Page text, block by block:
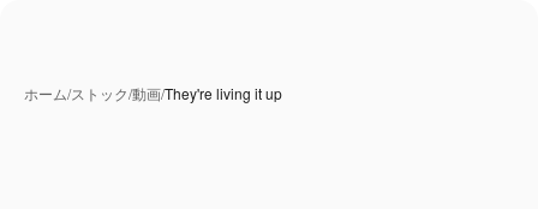
ホーム/ストック/動画/They're living it up